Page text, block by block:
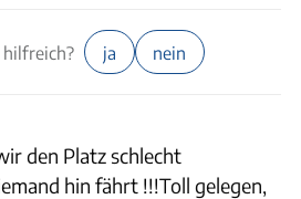
ja nein
den Platz schlecht
hin fährt !!!Toll gelegen,